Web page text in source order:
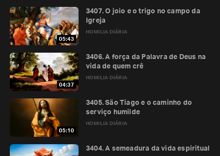
05:43
HOMILIA DIÁRIA
3407. O joio e o trigo no campo da
Igreja
04:37
HOMILIA DIÁRIA
3406. A força da Palavra de Deus na
vida de quem crê
05:10
HOMILIA DIÁRIA
3405. São Tiago e o caminho do
serviço humilde
3404. A semeadura da vida espiritual